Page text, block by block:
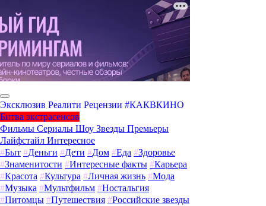
Эксклюзив Реалити Рецензии #КАКВКИНО
Битва экстрасенсов
Фильмы Сериалы Шоу Звезды Премьеры
Лайфстайл Интересное
#Быт #Деньги #Дети #Дом #Еда #Здоровье
#Знаменитости #Интересные факты #Карьера
#Красота #Культура #Личная жизнь #Мода
#Музыка #Мультфильм #Ностальгия
#Питомцы #Путешествия #Российские звезды